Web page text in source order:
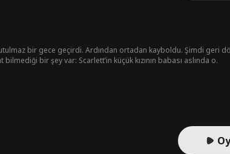
bir gece geçirdi. Ardından ortadan kayboldu. Şimdi geri
bir şey var: Scarlett’in küçük kızının babası aslında o.